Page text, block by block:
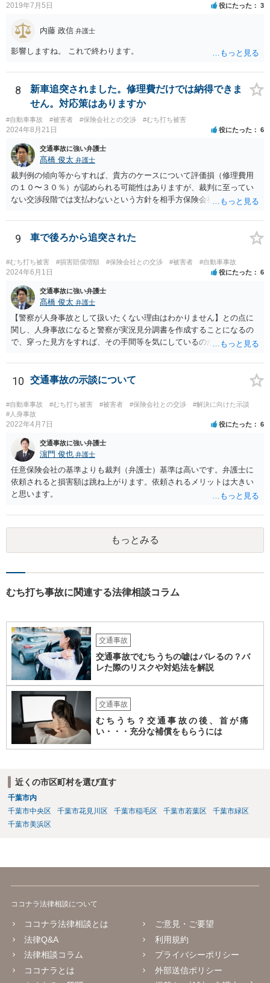
2019年7月5日 役にたった 3
内藤 政信 弁護士
影響しますね。 これで終わります。
8
新車追突されました。修理費だけでは納得できま
せん。対応策はありますか
#自動車事故 #被害者 #保険会社との交渉 #むち打ち被害
2024年8月21日 役にたった 6
交通事故に強い弁護士
髙橋 俊太 弁護士
裁判例の傾向等からすれば、貴方のケースについて評価損（修理費用
の１０〜３０％）が認められる可能性はありますが、裁判に至ってい
ない交渉段階では支払わないという方針を相手方保険会社が貫く可能
9 車で後ろから追突された
#むち打ち被害 #損害賠償増額 #保険会社との交渉 #被害者 #自動車事故
2024年6月1日 役にたった 6
交通事故に強い弁護士
髙橋 俊太 弁護士
【警察が人身事故として扱いたくない理由はわかりません】との点に
関し、人身事故になると警察が実況見分調書を作成することになるの
で、穿った見方をすれば、その手間等を気にしているのかもしれませ
する方が適切だと思います。人身事故にしたからといって、相手方の
罪責等がそれだけで重くなるわけではありません。
10 交通事故の示談について
#自動車事故 #むち打ち被害 #被害者 #保険会社との交渉
#解決に向けた示談
#人身事故
2022年4月7日 役にたった 6
交通事故に強い弁護士
濵門 俊也 弁護士
任意保険会社の基準よりも裁判（弁護士）基準は高いです。弁護士に
依頼されると損害額は跳ね上がります。依頼されるメリットは大きい
と思います。
もっとみる
むち打ち事故に関連する法律相談コラム
交通事故
交通事故でむちうちの嘘はバレるの？バ
レた際のリスクや対処法を解説
交通事故
むちうち？交通事故の後、首が痛
い・・・充分な補償をもらうには
近くの市区町村を選び直す
千葉市内
千葉市中央区
千葉市花見川区 千葉市稲毛区 千葉市若葉区
千葉市緑区
千葉市美浜区
ココナラ法律相談について
ココナラ法律相談とは
法律Q&A
法律相談コラム
ココナラとは
ご意見・ご要望
利用規約
プライバシーポリシー
外部送信ポリシー